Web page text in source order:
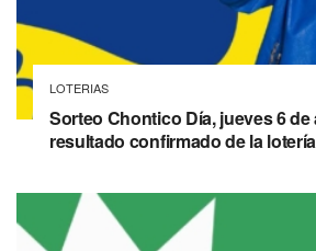
LOTERIAS
Sorteo Chontico Día, jueves 6
resultado confirmado de la lotería